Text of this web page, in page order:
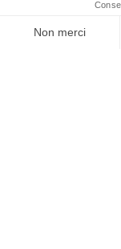
Non merci